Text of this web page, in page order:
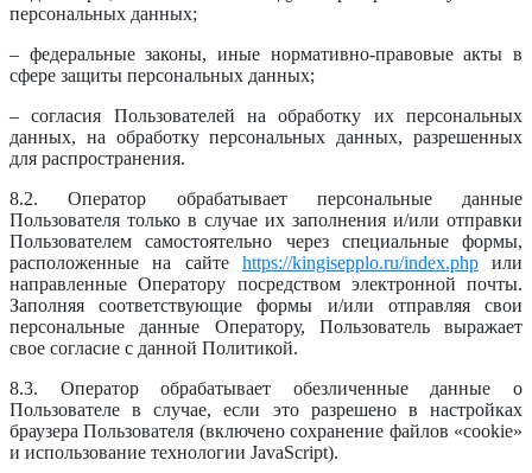
персональных данных;
– федеральные законы, иные нормативно-правовые акты в
сфере защиты персональных данных;
– согласия Пользователей на обработку их персональных
данных, на обработку персональных данных, разрешенных
для распространения.
8.2. Оператор обрабатывает персональные данные
Пользователя только в случае их заполнения и/или отправки
Пользователем самостоятельно через специальные формы,
расположенные на сайте https://kingisepplo.ru/index.phpили
направленные Оператору посредством электронной почты.
Заполняя соответствующие формы и/или отправляя свои
персональные данные Оператору, Пользователь выражает
свое согласие с данной Политикой.
8.3. Оператор обрабатывает обезличенные данные о
Пользователе в случае, если это разрешено в настройках
браузера Пользователя (включено сохранение файлов «cookie»
и использование технологии JavaScript).